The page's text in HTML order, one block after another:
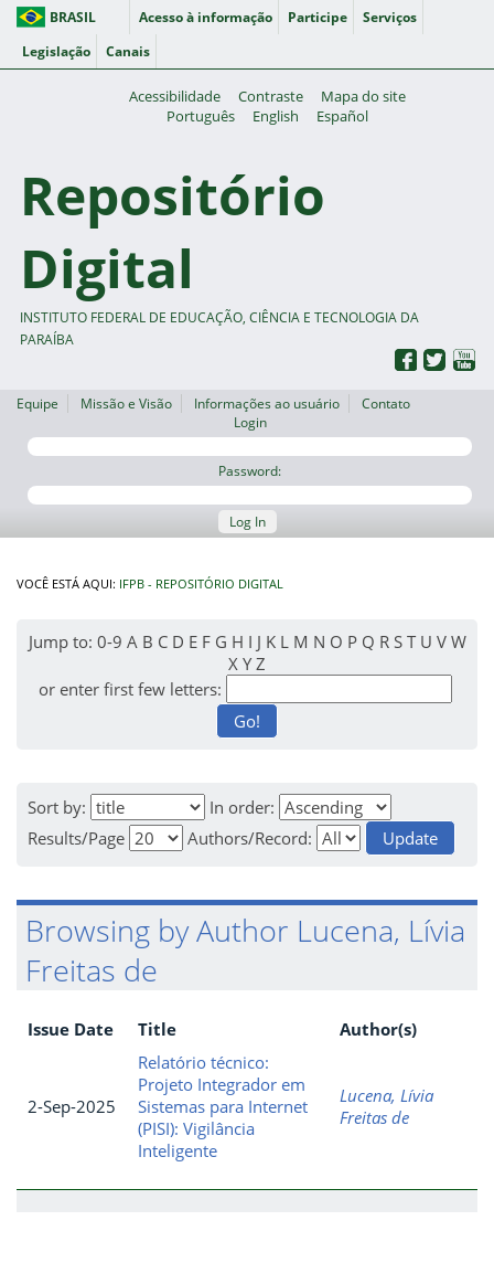
BRASIL Acesso à informação Participe
Serviços
Legislação
Canais
Acessibilidade Contraste
Mapa do site
Português
English Español
Repositório
Digital
INSTITUTO FEDERAL DE EDUCAÇÃO, CIÊNCIA E TECNOLOGIA DA
PARAÍBA
Equipe Missão e Visão Informações ao usuário
Contato
Login
Password:
Log In
VOCÊ ESTÁ AQUI: IFPB - REPOSITÓRIO DIGITAL
Jump to: 0-9 A B C D E F G H I J K L M N O P Q R S T U V W
X Y Z
or enter first few letters:
Sort by:
In order:
Results/Page
Authors/Record:
Browsing by Author Lucena, Lívia
Freitas de
Issue Date Title Author(s)
2-Sep-2025
Relatório técnico:
Projeto Integrador em
Sistemas para Internet
(PISI): Vigilância
Inteligente
Lucena, Lívia
Freitas de